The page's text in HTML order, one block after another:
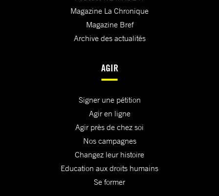
Magazine La Chronique
Magazine Bref
Archive des actualités
AGIR
Signer une pétition
Agir en ligne
Agir près de chez soi
Nos campagnes
Changez leur histoire
Education aux droits humains
Se former